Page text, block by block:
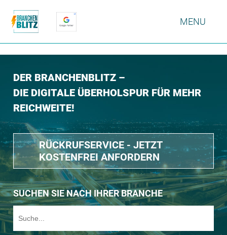
MENU
DER BRANCHENBLITZ –
DIE DIGITALE ÜBERHOLSPUR FÜR MEHR
REICHWEITE!
RÜCKRUFSERVICE - JETZT
KOSTENFREI ANFORDERN
SUCHEN SIE NACH IHRER BRANCHE